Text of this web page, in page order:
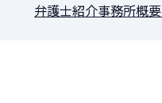
弁護士紹介事務所概要